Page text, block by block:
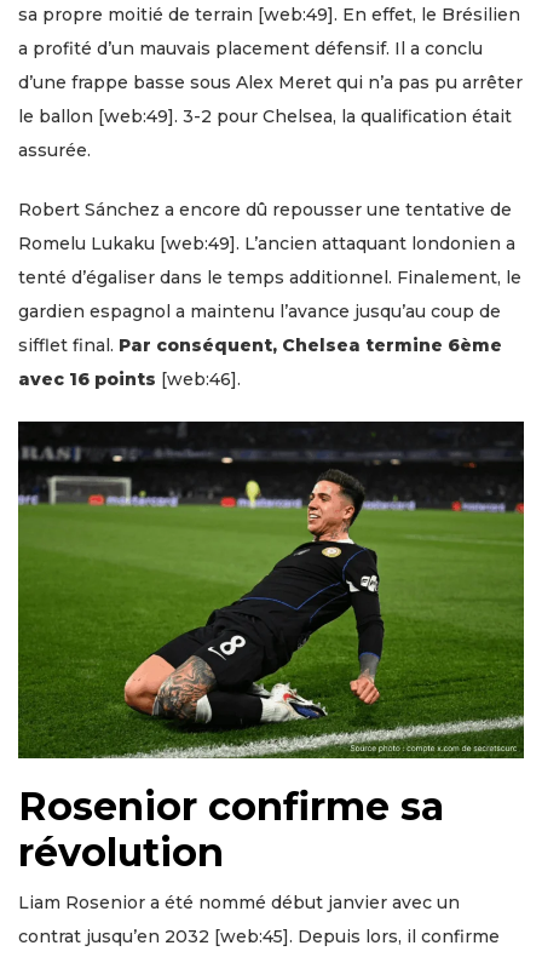
sa propre moitié de terrain [web:49]. En effet, le Brésilien
a profité d’un mauvais placement défensif. Il a conclu
d’une frappe basse sous Alex Meret qui n’a pas pu arrêter
le ballon [web:49]. 3-2 pour Chelsea, la qualification était
assurée.
Robert Sánchez a encore dû repousser une tentative de
Romelu Lukaku [web:49]. L’ancien attaquant londonien a
tenté d’égaliser dans le temps additionnel. Finalement, le
gardien espagnol a maintenu l’avance jusqu’au coup de
sifflet final. Par conséquent, Chelsea termine 6ème
avec 16 points [web:46].
Rosenior confirme sa
révolution
Liam Rosenior a été nommé début janvier avec un
contrat jusqu’en 2032 [web:45]. Depuis lors, il confirme